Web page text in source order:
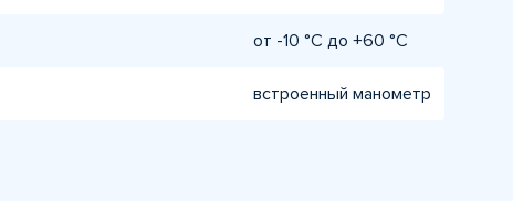
от -10 °C до +60 °C
встроенный манометр